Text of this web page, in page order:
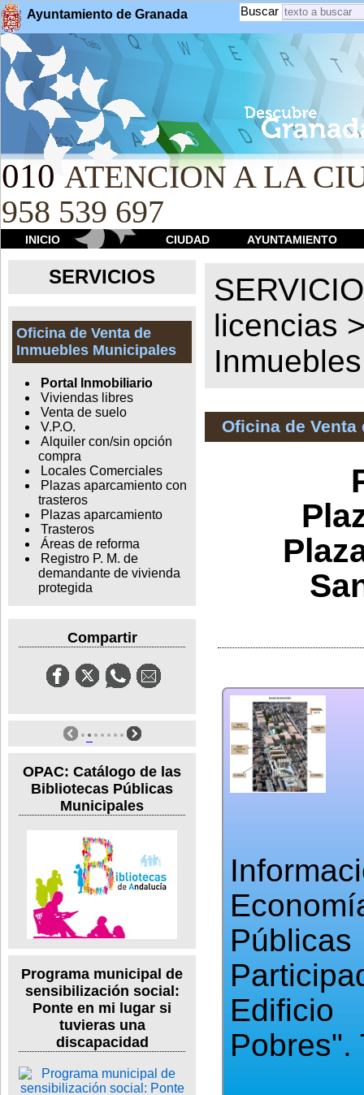
Ayuntamiento de Granada Buscar
010 ATENCION A LA
958 539 697
INICIO CIUDAD AYUNTAMIENTO
SERVICIOS
Oficina de Venta de
Inmuebles Municipales
Portal Inmobiliario
Viviendas libres
Venta de suelo
V.P.O.
Alquiler con/sin opción
compra
Locales Comerciales
Plazas aparcamiento con
trasteros
Plazas aparcamiento
Trasteros
Áreas de reforma
Registro P. M. de
demandante de vivienda
protegida
Compartir
OPAC: Catálogo de las
Bibliotecas Públicas
Municipales
Programa municipal de
sensibilización social:
Ponte en mi lugar si
tuvieras una
discapacidad
licencias
Oficina de
Pobres".